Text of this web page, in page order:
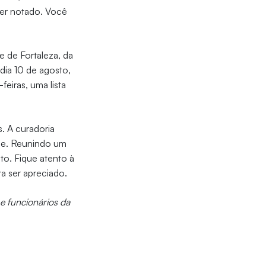
notado. Você
de Fortaleza, da
10 de agosto,
uma lista
A curadoria
Reunindo um
Fique atento à
ser apreciado.
funcionários da